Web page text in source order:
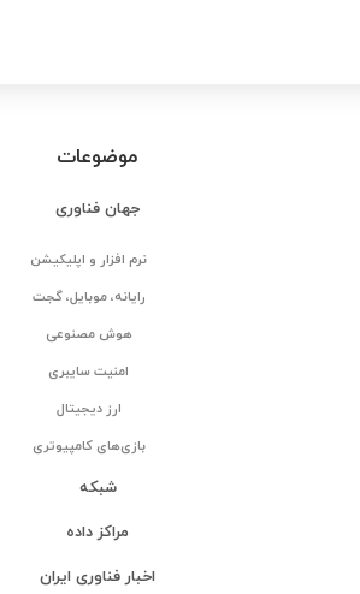
موضوعات
جهان فناوری
نرم افزار و اپلیکیشن
رایانه، موبایل، گجت
هوش مصنوعی
امنیت سایبری
ارز دیجیتال
بازی‌های کامپیوتری
شبکه
مراکز داده
اخبار فناوری ایران